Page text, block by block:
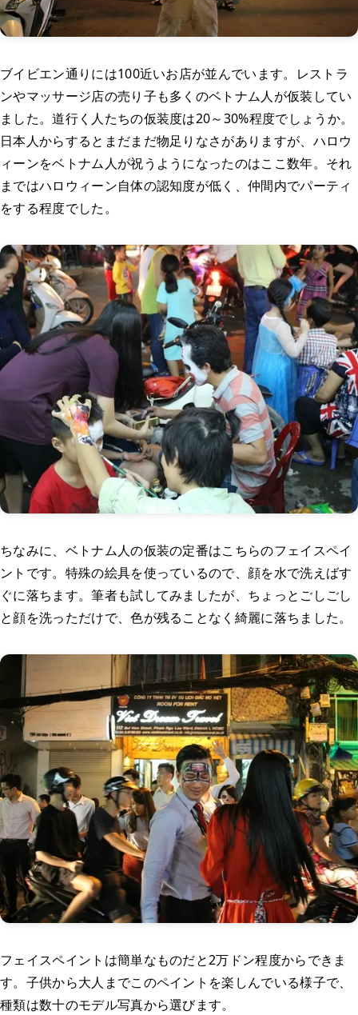
ブイビエン通りには100近いお店が並んでいます。レストラ
ンやマッサージ店の売り子も多くのベトナム人が仮装してい
ました。道行く人たちの仮装度は20～30%程度でしょうか。
日本人からするとまだまだ物足りなさがありますが、ハロウ
ィーンをベトナム人が祝うようになったのはここ数年。それ
まではハロウィーン自体の認知度が低く、仲間内でパーティ
をする程度でした。
ちなみに、ベトナム人の仮装の定番はこちらのフェイスペイ
ントです。特殊の絵具を使っているので、顔を水で洗えばす
ぐに落ちます。筆者も試してみましたが、ちょっとごしごし
と顔を洗っただけで、色が残ることなく綺麗に落ちました。
フェイスペイントは簡単なものだと2万ドン程度からできま
す。子供から大人までこのペイントを楽しんでいる様子で、
種類は数十のモデル写真から選びます。